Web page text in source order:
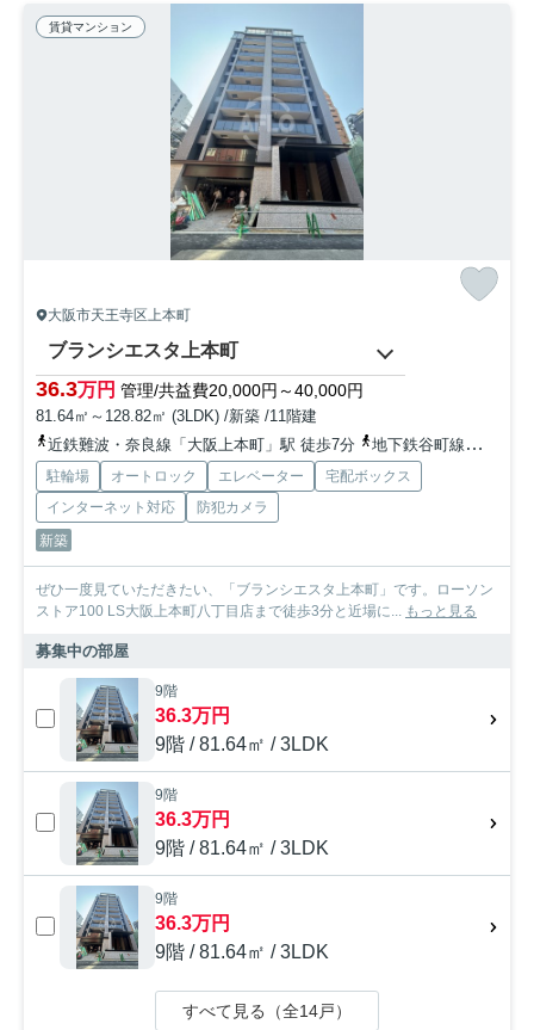
賃貸マンション
大阪市天王寺区上本町
ブランシエスタ上本町
36.3万円 管理/共益費20,000円～40,000円
81.64㎡～128.82㎡ (3LDK) /新築 /11階建
近鉄難波・奈良線「大阪上本町」駅 徒歩7分
地下鉄谷町線「谷町九丁目」駅 徒歩9分
駐輪場 オートロック エレベーター
宅配ボックス
インターネット対応
防犯カメラ
新築
ぜひ一度見ていただきたい、「ブランシエスタ上本町」です。ローソン
ストア100 LS大阪上本町八丁目店まで徒歩3分と近場に... もっと見る
募集中の部屋
9階
36.3万円
9階 / 81.64㎡ / 3LDK
9階
36.3万円
9階 / 81.64㎡ / 3LDK
9階
36.3万円
9階 / 81.64㎡ / 3LDK
すべて見る（全14戸）